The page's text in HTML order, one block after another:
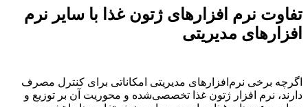
تفاوت نرم افزارهای ژتون غذا با سایر نرم
افزارهای مدیریتی
اگرچه برخی نرم‌افزارهای مدیریتی امکاناتی برای کنترل مصرف
دارند، نرم افزار ژتون غذا تخصصی‌شده و محوریت آن بر توزیع و